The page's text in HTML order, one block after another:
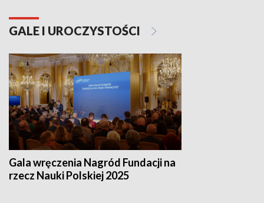
GALE I UROCZYSTOŚCI
Gala wręczenia Nagród Fundacji na
rzecz Nauki Polskiej 2025